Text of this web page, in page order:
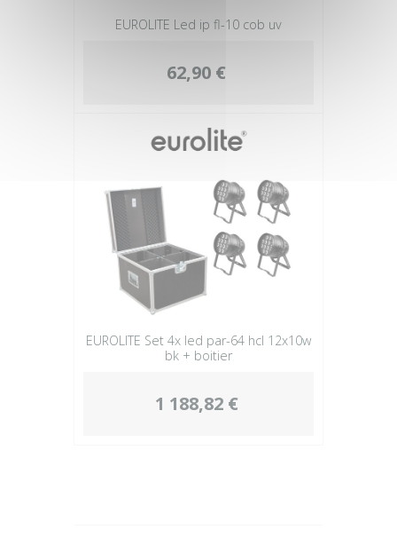
EUROLITE Led ip fl-10 cob uv
62,90 €
EUROLITE Set 4x led par-64 hcl 12x10w
bk + boitier
1 188,82 €